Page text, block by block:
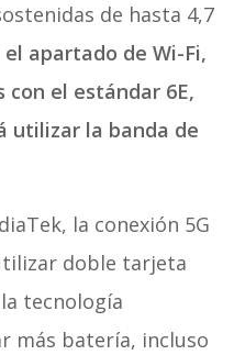
de hasta 4,7
el apartado de Wi-Fi,
con el estándar 6E,
utilizar la banda de
la conexión 5G
doble tarjeta
tecnología
más batería, incluso